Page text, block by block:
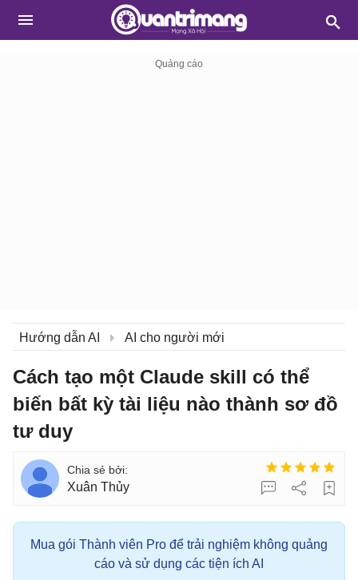
Hướng dẫn AI AI cho người mới
Cách tạo một Claude skill có thể
biến bất kỳ tài liệu nào thành sơ đồ
tư duy
Xuân Thủy
Mua gói Thành viên Pro để trải nghiệm không quảng
cáo và sử dụng các tiện ích AI